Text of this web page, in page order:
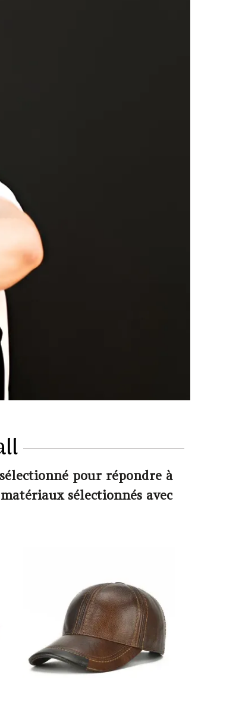
pour répondre à
sélectionnés avec